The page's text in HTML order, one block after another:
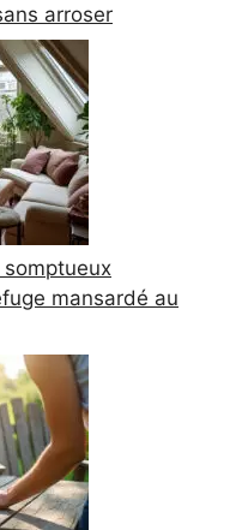
arroser
mansardé au